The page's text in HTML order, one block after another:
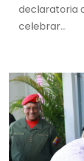
declaratoria
celebrar…